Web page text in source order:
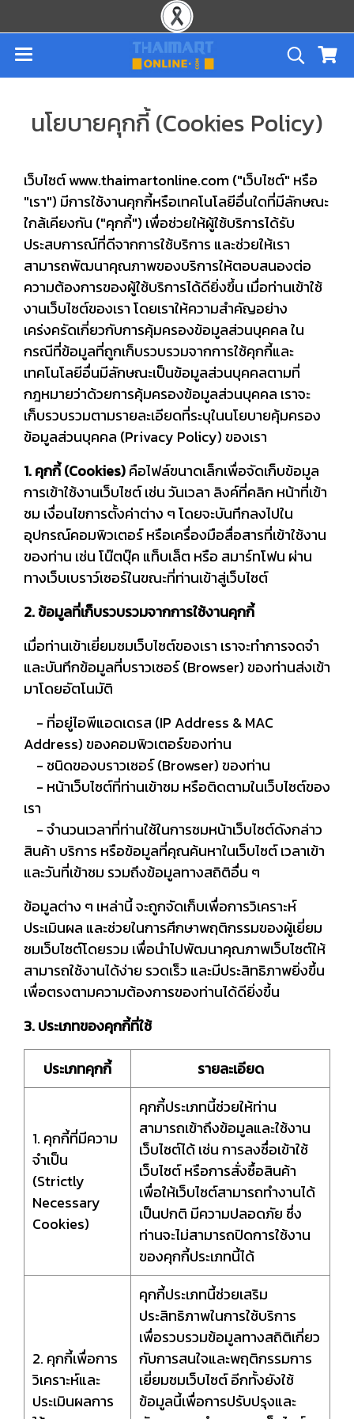
นโยบายคุกกี้ (Cookies Policy)
เว็บไซต์ www.thaimartonline.com ("เว็บไซต์" หรือ
"เรา") มีการใช้งานคุกกี้หรือเทคโนโลยีอื่นใดที่มีลักษณะ
ใกล้เคียงกัน ("คุกกี้") เพื่อช่วยให้ผู้ใช้บริการได้รับ
ประสบการณ์ที่ดีจากการใช้บริการ และช่วยให้เรา
สามารถพัฒนาคุณภาพของบริการให้ตอบสนองต่อ
ความต้องการของผู้ใช้บริการได้ดียิ่งขึ้น เมื่อท่านเข้าใช้
งานเว็บไซต์ของเรา โดยเราให้ความสำคัญอย่าง
เคร่งครัดเกี่ยวกับการคุ้มครองข้อมูลส่วนบุคคล ใน
กรณีที่ข้อมูลที่ถูกเก็บรวบรวมจากการใช้คุกกี้และ
เทคโนโลยีอื่นมีลักษณะเป็นข้อมูลส่วนบุคคลตามที่
กฎหมายว่าด้วยการคุ้มครองข้อมูลส่วนบุคคล เราจะ
เก็บรวบรวมตามรายละเอียดที่ระบุในนโยบายคุ้มครอง
ข้อมูลส่วนบุคคล (Privacy Policy) ของเรา
1. คุกกี้ (Cookies)คือไฟล์ขนาดเล็กเพื่อจัดเก็บข้อมูล
การเข้าใช้งานเว็บไซต์ เช่น วันเวลา ลิงค์ที่คลิก หน้าที่เข้า
ชม เงื่อนไขการตั้งค่าต่าง ๆ โดยจะบันทึกลงไปใน
อุปกรณ์คอมพิวเตอร์ หรือเครื่องมือสื่อสารที่เข้าใช้งาน
ของท่าน เช่น โน๊ตบุ๊ค แท็บเล็ต หรือ สมาร์ทโฟน ผ่าน
ทางเว็บเบราว์เซอร์ในขณะที่ท่านเข้าสู่เว็บไซต์
2. ข้อมูลที่เก็บรวบรวมจากการใช้งานคุกกี้
เมื่อท่านเข้าเยี่ยมชมเว็บไซต์ของเรา เราจะทำการจดจำ
และบันทึกข้อมูลที่บราวเซอร์ (Browser) ของท่านส่งเข้า
มาโดยอัตโนมัติ
- ที่อยู่ไอพีแอดเดรส (IP Address & MAC
Address) ของคอมพิวเตอร์ของท่าน
- ชนิดของบราวเซอร์ (Browser) ของท่าน
- หน้าเว็บไซต์ที่ท่านเข้าชม หรือติดตามในเว็บไซต์ของ
เรา
- จำนวนเวลาที่ท่านใช้ในการชมหน้าเว็บไซต์ดังกล่าว
สินค้า บริการ หรือข้อมูลที่คุณค้นหาในเว็บไซต์ เวลาเข้า
และวันที่เข้าชม รวมถึงข้อมูลทางสถิติอื่น ๆ
ข้อมูลต่าง ๆ เหล่านี้ จะถูกจัดเก็บเพื่อการวิเคราะห์
ประเมินผล และช่วยในการศึกษาพฤติกรรมของผู้เยี่ยม
ชมเว็บไซต์โดยรวม เพื่อนำไปพัฒนาคุณภาพเว็บไซต์ให้
สามารถใช้งานได้ง่าย รวดเร็ว และมีประสิทธิภาพยิ่งขึ้น
เพื่อตรงตามความต้องการของท่านได้ดียิ่งขึ้น
3. ประเภทของคุกกี้ที่ใช้
ประเภทคุกกี้
รายละเอียด
1. คุกกี้ที่มีความ
จำเป็น
(Strictly
Necessary
Cookies)
คุกกี้ประเภทนี้ช่วยให้ท่าน
สามารถเข้าถึงข้อมูลและใช้งาน
เว็บไซต์ได้ เช่น การลงชื่อเข้าใช้
เว็บไซต์ หรือการสั่งซื้อสินค้า
เพื่อให้เว็บไซต์สามารถทำงานได้
เป็นปกติ มีความปลอดภัย ซึ่ง
ท่านจะไม่สามารถปิดการใช้งาน
ของคุกกี้ประเภทนี้ได้
2. คุกกี้เพื่อการ
วิเคราะห์และ
ประเมินผลการ
คุกกี้ประเภทนี้ช่วยเสริม
ประสิทธิภาพในการใช้บริการ
เพื่อรวบรวมข้อมูลทางสถิติเกี่ยว
กับการสนใจและพฤติกรรมการ
เยี่ยมชมเว็บไซต์ อีกทั้งยังใช้
ข้อมูลนี้เพื่อการปรับปรุงและ